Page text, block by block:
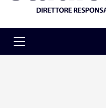
Menu